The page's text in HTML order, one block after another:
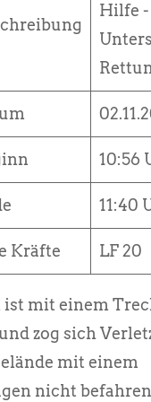
Hilfe -
10:56
11:40
Kräfte LF 20
ist mit einem
zog sich
mit einem
nicht